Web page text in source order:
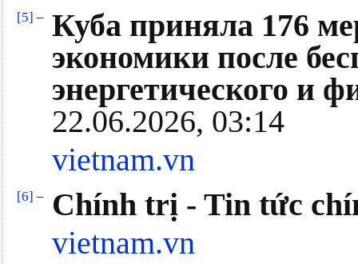
[5] – Куба приняла 176
экономики после
энергетического и
22.06.2026, 03:14
vietnam.vn
[6] –
Chính trị - Tin tức
vietnam.vn